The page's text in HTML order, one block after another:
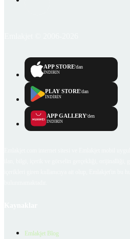
APP STORE'dan
İNDİRİN
PLAY STORE'dan
İNDİRİN
APP GALLERY'den
İNDİRİN
Emlakjet Blog